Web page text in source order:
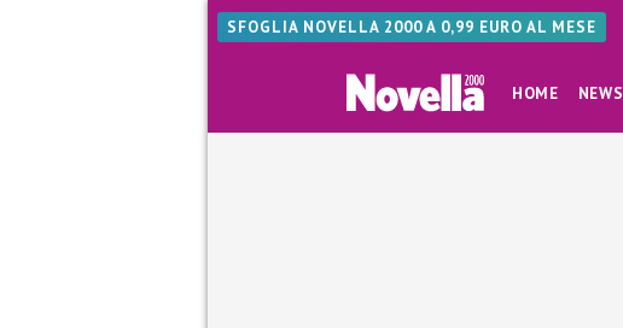
SFOGLIA NOVELLA 2000 A 0,99 EURO AL MESE
HOME NEWS